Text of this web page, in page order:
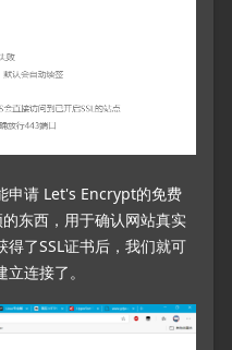
申请 Let's Encrypt的免费
东西，用于确认网站真实
了SSL证书后，我们就可
连接了。